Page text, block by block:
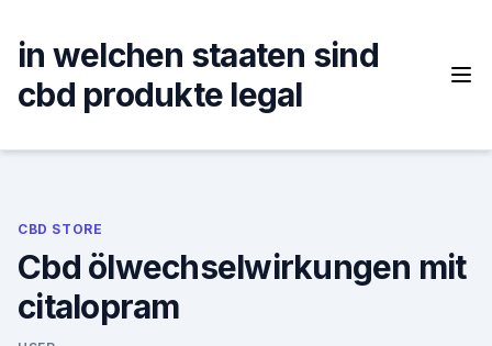
content
in welchen staaten sind
cbd produkte legal
CBD STORE
Cbd ölwechselwirkungen mit
citalopram